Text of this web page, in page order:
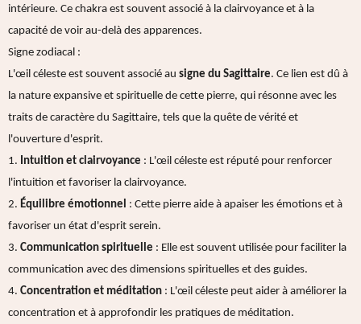
intérieure. Ce chakra est souvent associé à la clairvoyance et à la
capacité de voir au-delà des apparences.
Signe zodiacal :
L'œil céleste est souvent associé au signe du Sagittaire. Ce lien est dû à
la nature expansive et spirituelle de cette pierre, qui résonne avec les
traits de caractère du Sagittaire, tels que la quête de vérité et
l'ouverture d'esprit.
1. Intuition et clairvoyance : L'œil céleste est réputé pour renforcer
l'intuition et favoriser la clairvoyance.
2. Équilibre émotionnel : Cette pierre aide à apaiser les émotions et à
favoriser un état d'esprit serein.
3. Communication spirituelle : Elle est souvent utilisée pour faciliter la
communication avec des dimensions spirituelles et des guides.
4. Concentration et méditation : L'œil céleste peut aider à améliorer la
concentration et à approfondir les pratiques de méditation.